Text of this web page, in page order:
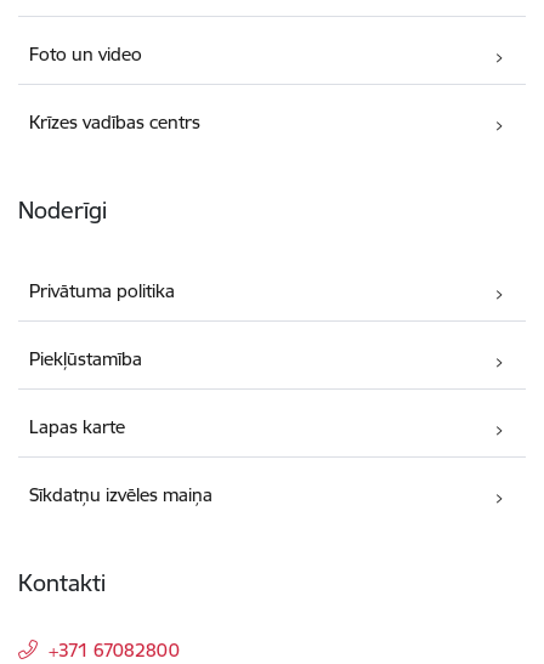
Foto un video
Krīzes vadības centrs
Noderīgi
Privātuma politika
Piekļūstamība
Lapas karte
Sīkdatņu izvēles maiņa
Kontakti
+371 67082800